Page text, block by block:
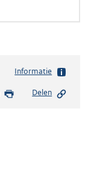
Informatie
Delen